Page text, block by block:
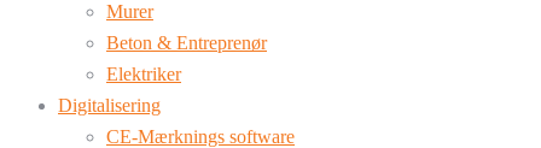
Murer
Beton & Entreprenør
Elektriker
Digitalisering
CE-Mærknings software